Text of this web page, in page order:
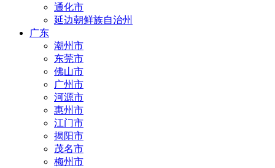
通化市
延边朝鲜族自治州
广东
潮州市
东莞市
佛山市
广州市
河源市
惠州市
江门市
揭阳市
茂名市
梅州市